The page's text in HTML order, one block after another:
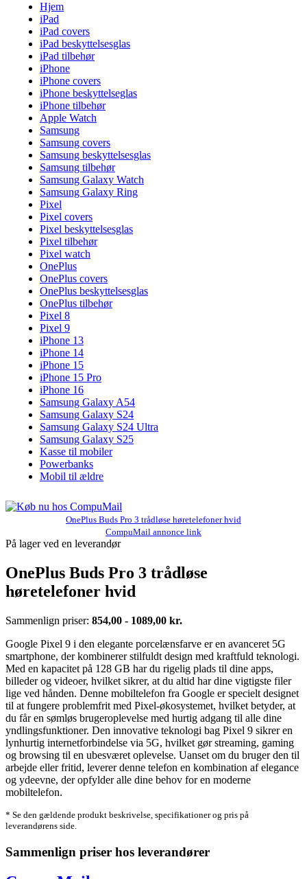
Hjem
iPad
iPad covers
iPad beskyttelsesglas
iPad tilbehør
iPhone
iPhone covers
iPhone beskyttelseglas
iPhone tilbehør
Apple Watch
Samsung
Samsung covers
Samsung beskyttelsesglas
Samsung tilbehør
Samsung Galaxy Watch
Samsung Galaxy Ring
Pixel
Pixel covers
Pixel beskyttelsesglas
Pixel tilbehør
Pixel watch
OnePlus
OnePlus covers
OnePlus beskyttelsesglas
OnePlus tilbehør
Pixel 8
Pixel 9
iPhone 13
iPhone 14
iPhone 15
iPhone 15 Pro
iPhone 16
Samsung Galaxy A54
Samsung Galaxy S24
Samsung Galaxy S24 Ultra
Samsung Galaxy S25
Kasse til mobiler
Powerbanks
Mobil til ældre
OnePlus Buds Pro 3 trådløse høretelefoner hvid
CompuMail annonce link
På lager ved en leverandør
OnePlus Buds Pro 3 trådløse
høretelefoner hvid
Sammenlign priser: 854,00 - 1089,00 kr.
Google Pixel 9 i den elegante porcelænsfarve er en avanceret 5G
smartphone, der kombinerer stilfuldt design med kraftfuld teknologi.
Med en kapacitet på 128 GB har du rigelig plads til dine apps,
billeder og videoer, hvilket sikrer, at du altid har dine vigtigste filer
lige ved hånden. Denne mobiltelefon fra Google er specielt designet
til at fungere problemfrit med Pixel-økosystemet, hvilket betyder, at
du får en sømløs brugeroplevelse med hurtig adgang til alle dine
yndlingsfunktioner. Den innovative teknologi bag Pixel 9 sikrer en
lynhurtig internetforbindelse via 5G, hvilket gør streaming, gaming
og browsing til en ubesværet oplevelse. Uanset om du bruger den til
arbejde eller fritid, leverer denne telefon en kombination af elegance
og ydeevne, der opfylder alle dine behov for en moderne
mobiltelefon.
* Se den gældende produkt beskrivelse, specifikationer og pris på
leverandørens side.
Sammenlign priser hos leverandører